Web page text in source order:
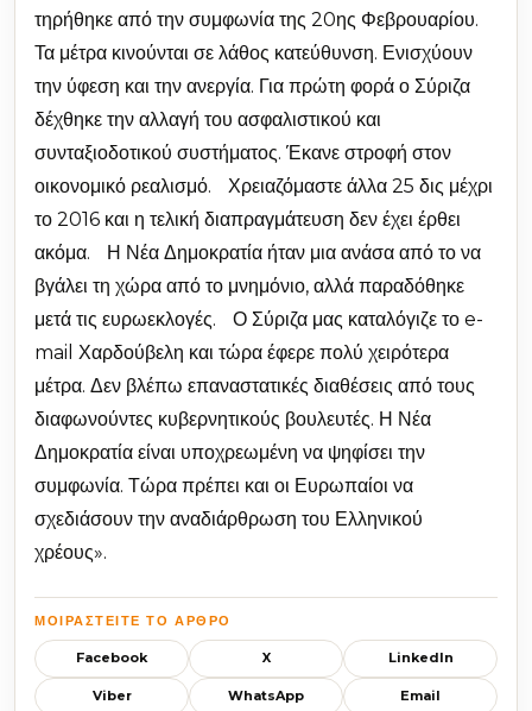
τηρήθηκε από την συμφωνία της 20ης Φεβρουαρίου.
Τα μέτρα κινούνται σε λάθος κατεύθυνση. Ενισχύουν
την ύφεση και την ανεργία. Για πρώτη φορά ο Σύριζα
δέχθηκε την αλλαγή του ασφαλιστικού και
συνταξιοδοτικού συστήματος. Έκανε στροφή στον
οικονομικό ρεαλισμό. Χρειαζόμαστε άλλα 25 δις μέχρι
το 2016 και η τελική διαπραγμάτευση δεν έχει έρθει
ακόμα. Η Νέα Δημοκρατία ήταν μια ανάσα από το να
βγάλει τη χώρα από το μνημόνιο, αλλά παραδόθηκε
μετά τις ευρωεκλογές. Ο Σύριζα μας καταλόγιζε το e-
mail Χαρδούβελη και τώρα έφερε πολύ χειρότερα
μέτρα. Δεν βλέπω επαναστατικές διαθέσεις από τους
διαφωνούντες κυβερνητικούς βουλευτές. Η Νέα
Δημοκρατία είναι υποχρεωμένη να ψηφίσει την
συμφωνία. Τώρα πρέπει και οι Ευρωπαίοι να
σχεδιάσουν την αναδιάρθρωση του Ελληνικού
χρέους».
ΜΟΙΡΑΣΤΕΊΤΕ ΤΟ ΆΡΘΡΟ
Facebook X LinkedIn
Viber WhatsApp Email